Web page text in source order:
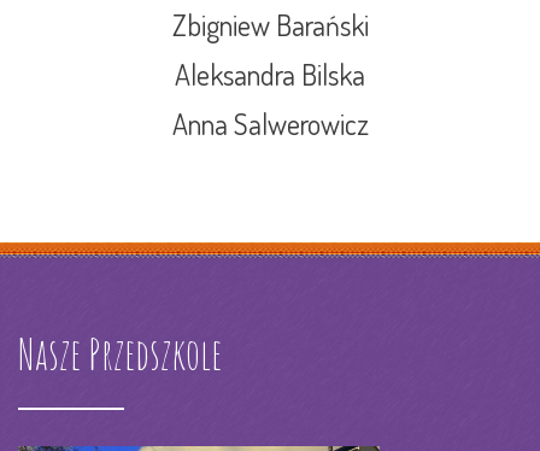
Zbigniew Barański
Aleksandra Bilska
Anna Salwerowicz
Nasze Przedszkole